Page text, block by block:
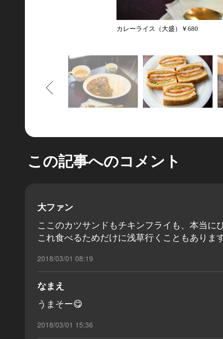
カレーライス（大盛）￥680
もどる
この記事へのコメント
大ファン
ここのカツサンドもチキンフライも、本当に
これ食べるためだけに浅草行くこともありま
2018/03/01 08:19
なまえ
うまそー😋
2018/03/01 15:36